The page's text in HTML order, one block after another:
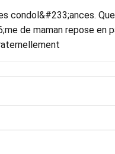
condol&#233;ances. Que
de maman repose en